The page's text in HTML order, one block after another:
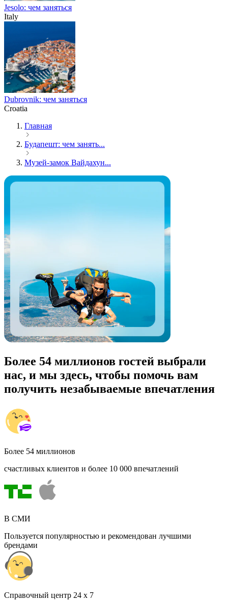
Jesolo: чем заняться
Italy
Dubrovnik: чем заняться
Croatia
Главная
Будапешт: чем занять...
Музей-замок Вайдахун...
Более 54 миллионов гостей выбрали
нас, и мы здесь, чтобы помочь вам
получить незабываемые впечатления
Более 54 миллионов
счастливых клиентов и более 10 000 впечатлений
В СМИ
Пользуется популярностью и рекомендован лучшими
брендами
Cправочный центр 24 x 7